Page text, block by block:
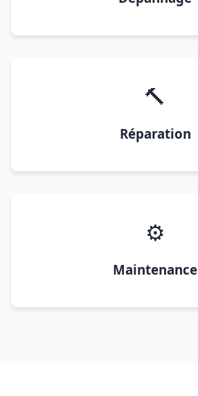
🔨
Réparation
⚙️
Maintenance